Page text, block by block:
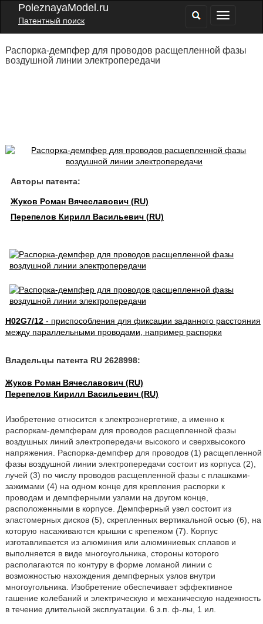
PoleznayaModel.ru
Патентный поиск
Распорка-демпфер для проводов расщепленной фазы
воздушной линии электропередачи
Авторы патента:
Жуков Роман Вячеславович (RU)
Перепелов Кирилл Васильевич (RU)
H02G7/12- приспособления для фиксации заданного расстояния
между параллельными проводами, например распорки
Владельцы патента RU 2628998:
Жуков Роман Вячеславович (RU)
Перепелов Кирилл Васильевич (RU)
Изобретение относится к электроэнергетике, а именно к
распоркам-демпферам для проводов расщепленной фазы
воздушных линий электропередачи высокого и сверхвысокого
напряжения. Распорка-демпфер для проводов (1) расщепленной
фазы воздушной линии электропередачи состоит из корпуса (2),
лучей (3) по числу проводов расщепленной фазы с плашками-
зажимами (4) на одном конце для крепления распорки к
проводам и демпферными узлами на другом конце,
расположенными в корпусе. Демпферный узел состоит из
эластомерных дисков (5), скрепленных вертикальной осью (6), на
которую насаживаются крышки с крепежом (7). Корпус
изготавливается из алюминия или алюминиевых сплавов и
выполняется в виде многоугольника, стороны которого
располагаются по контуру в форме ломаной линии с
возможностью нахождения демпферных узлов внутри
многоугольника. Изобретение обеспечивает эффективное
гашение колебаний и электрическую и механическую надежность
в течение длительной эксплуатации. 6 з.п. ф-лы, 1 ил.